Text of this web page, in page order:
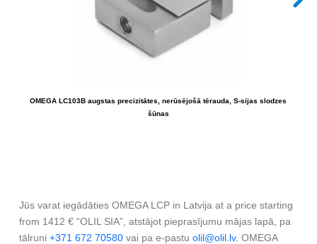
OMEGA LC103B augstas precizitātes, nerūsējošā tērauda, S-sijas slodzes
šūnas
Jūs varat iegādāties OMEGA LCP in Latvija at a price starting
from 1412 € “OLIL SIA”, atstājot pieprasījumu mājas lapā, pa
tālruni +371 672 70580 vai pa e-pastu olil@olil.lv. OMEGA